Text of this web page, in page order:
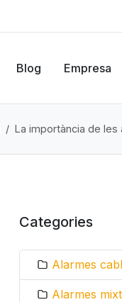
Blog Empresa
La importància de les
Categories
Alarmes
Alarmes